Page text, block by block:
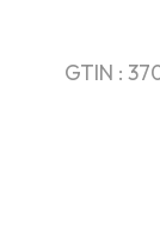
GTIN :